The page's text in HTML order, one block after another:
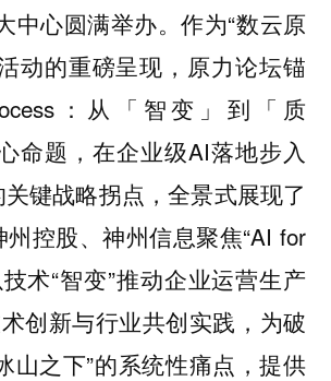
中心圆满举办。作为“数云原
动的重磅呈现，原力论坛锚
：从「智变」到「质
命题，在企业级AI落地步入
键战略拐点，全景式展现了
控股、神州信息聚焦“AI for
技术“智变”推动企业运营生产
创新与行业共创实践，为破
山之下”的系统性痛点，提供